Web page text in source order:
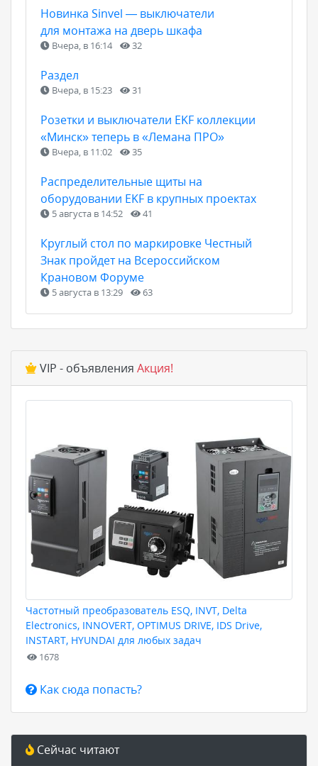
Новинка Sinvel — выключатели
для монтажа на дверь шкафа
Вчера, в 16:14 32
Раздел
Вчера, в 15:23 31
Розетки и выключатели EKF коллекции
«Минск» теперь в «Лемана ПРО»
Вчера, в 11:02 35
Распределительные щиты на
оборудовании EKF в крупных проектах
5 августа в 14:52 41
Круглый стол по маркировке Честный
Знак пройдет на Всероссийском
Крановом Форуме
5 августа в 13:29 63
VIP - объявления Акция!
Частотный преобразователь ESQ, INVT, Delta
Electronics, INNOVERT, OPTIMUS DRIVE, IDS Drive,
INSTART, HYUNDAI для любых задач
1678
Как сюда попасть?
Сейчас читают